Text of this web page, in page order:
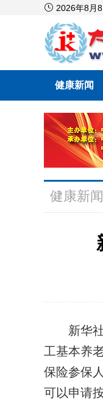
 2026年8月
健康新闻
健康新闻
新华社
工基本养
保险参保
可以申请